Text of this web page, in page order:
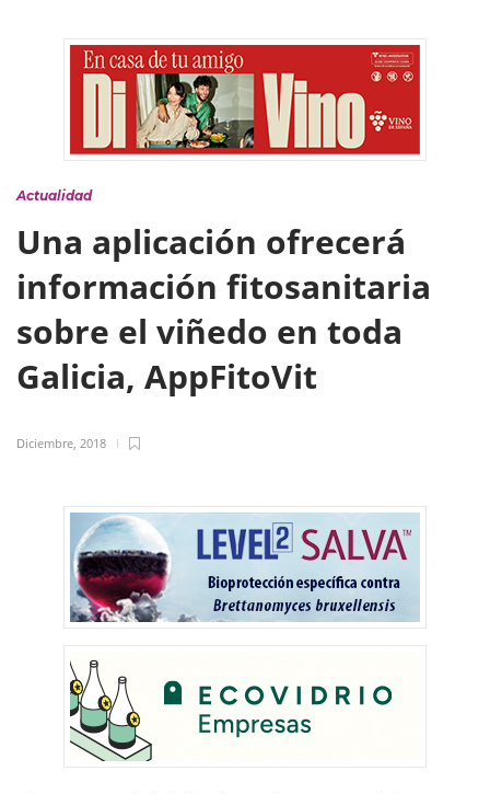
Actualidad
Una aplicación ofrecerá
información fitosanitaria
sobre el viñedo en toda
Galicia, AppFitoVit
Diciembre, 2018